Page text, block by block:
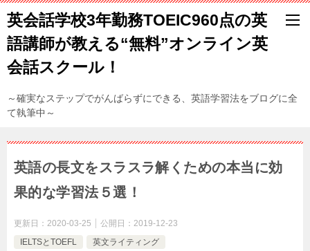
英会話学校3年勤務TOEIC960点の英
語講師が教える“無料”オンライン英
会話スクール！
～確実なステップでがんばらずにできる、英語学習法をブログに全
て執筆中～
英語の長文をスラスラ解くための本当に効
果的な学習法５選！
更新日： 2020-03-25 公開日： 2019-12-23
IELTSとTOEFL
英文ライティング